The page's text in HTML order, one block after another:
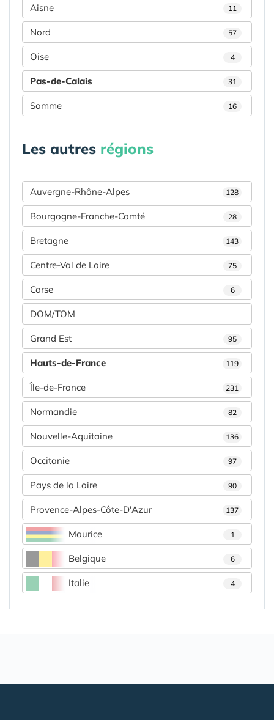
Aisne 11
Nord 57
Oise 4
Pas-de-Calais 31
Somme 16
Les autres régions
Auvergne-Rhône-Alpes 128
Bourgogne-Franche-Comté 28
Bretagne 143
Centre-Val de Loire 75
Corse 6
DOM/TOM
Grand Est 95
Hauts-de-France 119
Île-de-France 231
Normandie 82
Nouvelle-Aquitaine 136
Occitanie 97
Pays de la Loire 90
Provence-Alpes-Côte-D'Azur 137
Maurice 1
Belgique 6
Italie 4